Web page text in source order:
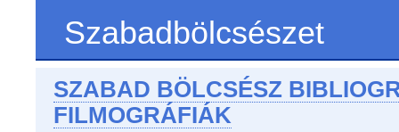
Szabadbölcsészet
SZABAD BÖLCSÉSZ
FILMOGRÁFIÁK